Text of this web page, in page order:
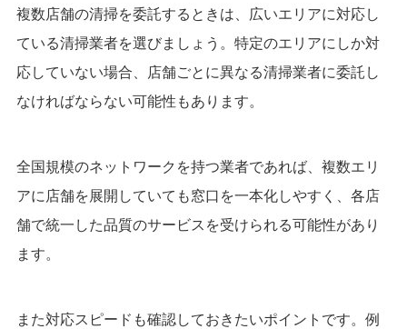
複数店舗の清掃を委託するときは、広いエリアに対応し
ている清掃業者を選びましょう。特定のエリアにしか対
応していない場合、店舗ごとに異なる清掃業者に委託し
なければならない可能性もあります。
全国規模のネットワークを持つ業者であれば、複数エリ
アに店舗を展開していても窓口を一本化しやすく、各店
舗で統一した品質のサービスを受けられる可能性があり
ます。
また対応スピードも確認しておきたいポイントです。例